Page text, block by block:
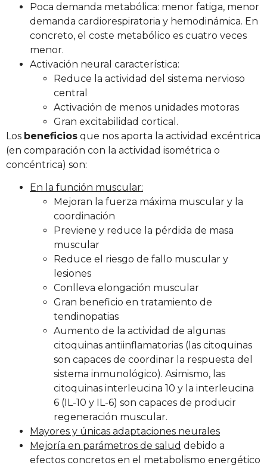
Poca demanda metabólica: menor fatiga, menor
demanda cardiorespiratoria y hemodinámica. En
concreto, el coste metabólico es cuatro veces
menor.
Activación neural característica:
Reduce la actividad del sistema nervioso
central
Activación de menos unidades motoras
Gran excitabilidad cortical.
Los beneficios que nos aporta la actividad excéntrica
(en comparación con la actividad isométrica o
concéntrica) son:
En la función muscular:
Mejoran la fuerza máxima muscular y la
coordinación
Previene y reduce la pérdida de masa
muscular
Reduce el riesgo de fallo muscular y
lesiones
Conlleva elongación muscular
Gran beneficio en tratamiento de
tendinopatias
Aumento de la actividad de algunas
citoquinas antiinflamatorias (las citoquinas
son capaces de coordinar la respuesta del
sistema inmunológico). Asimismo, las
citoquinas interleucina 10 y la interleucina
6 (IL-10 y IL-6) son capaces de producir
regeneración muscular.
Mayores y únicas adaptaciones neurales
Mejoría en parámetros de salud debido a
efectos concretos en el metabolismo energético